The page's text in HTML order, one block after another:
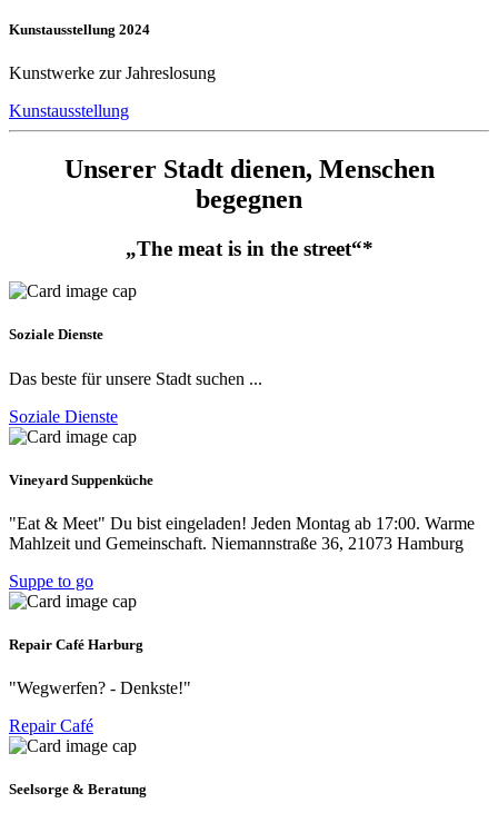
Kunstausstellung 2024
Kunstwerke zur Jahreslosung
Kunstausstellung
Unserer Stadt dienen, Menschen
begegnen
„The meat is in the street“*
Soziale Dienste
Das beste für unsere Stadt suchen ...
Soziale Dienste
Vineyard Suppenküche
"Eat & Meet" Du bist eingeladen! Jeden Montag ab 17:00. Warme
Mahlzeit und Gemeinschaft. Niemannstraße 36, 21073 Hamburg
Suppe to go
Repair Café Harburg
"Wegwerfen? - Denkste!"
Repair Café
Seelsorge & Beratung